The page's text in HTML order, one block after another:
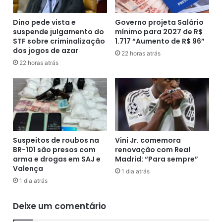
Fonte: por Bruno Wendel/Correio da Bahia,
Publicado em 7 de julho de 2026 às 13:42
a
C
B
F
a
p
s
e
n
ú
c
a
s
V
a
p
e
i
t
o
d
i
c
ê
i
o
c
r
i
n
Dino pede vista e
suspende julgamento do
STF sobre criminalização
dos jogos de azar
22 horas atrás
Governo projeta Salário
mínimo para 2027 de R$
1.717 “Aumento de R$ 96”
22 horas atrás
Suspeitos de roubos na
BR-101 são presos com
arma e drogas em SAJ e
Valença
1 dia atrás
Vini Jr. comemora
renovação com Real
Madrid: “Para sempre”
1 dia atrás
Deixe um comentário